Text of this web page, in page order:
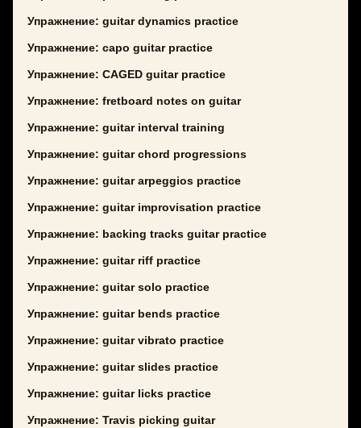
Упражнение: guitar dynamics practice
Упражнение: capo guitar practice
Упражнение: CAGED guitar practice
Упражнение: fretboard notes on guitar
Упражнение: guitar interval training
Упражнение: guitar chord progressions
Упражнение: guitar arpeggios practice
Упражнение: guitar improvisation practice
Упражнение: backing tracks guitar practice
Упражнение: guitar riff practice
Упражнение: guitar solo practice
Упражнение: guitar bends practice
Упражнение: guitar vibrato practice
Упражнение: guitar slides practice
Упражнение: guitar licks practice
Упражнение: Travis picking guitar